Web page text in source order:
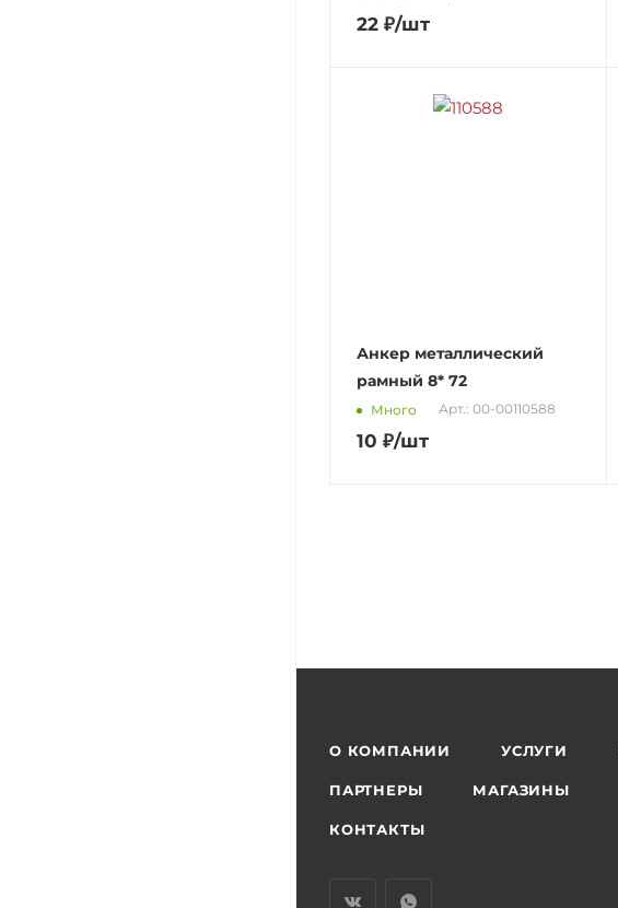
22 ₽/шт
Анкер металлический
рамный 8* 72
Много Арт.: 00-00110588
10 ₽/шт
О КОМПАНИИ УСЛУГИ
ПАРТНЕРЫ МАГАЗИНЫ
КОНТАКТЫ